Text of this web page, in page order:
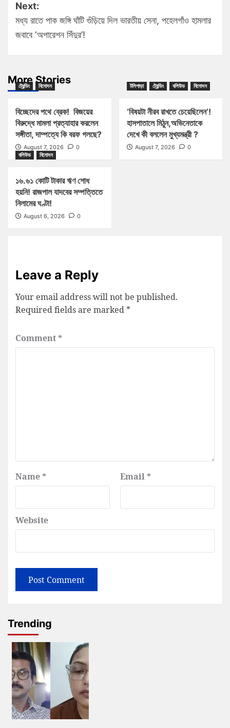
Next:
মধ্য রাতে পাক জঙ্গি ঘাঁটি গুঁড়িয়ে দিল ভারতীয় সেনা, পহেলগাঁও হামলার
জবাবে ‘অপারেশন সিঁদুর’!
More Stories
ট্রেন্ডিং বিনোদন
বিচ্ছেদের পথে ব্রেক! বিজয়ের
বিরুদ্ধে মামলা প্রত্যাহার করলেন
সঙ্গীতা, দাম্পত্যে কি বরফ গলছে?
August 7, 2026 0
টলিপাড়া ট্রেন্ডিং বলিউড বিনোদন
‘বিষয়টা নীরব রাখতে চেয়েছিলেন’!
হাসপাতালে মিঠুন,অভিনেতাকে
দেখে কী বললেন মুখ্যমন্ত্রী ?
August 7, 2026
0
বলিউড
বিনোদন
১৬.৬১ কোটি টাকার ঋণ শোধ
হয়নি! রাজপাল যাদবের সম্পত্তিতে
নিলামের ঘণ্টা!
August 6, 2026 0
Leave a Reply
Your email address will not be published.
Required fields are marked *
Comment *
Name * Email *
Website
Trending